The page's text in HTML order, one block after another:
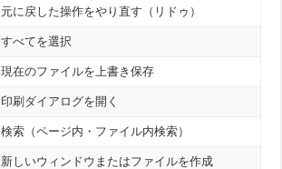
元に戻した操作をやり直す（リドゥ）
すべてを選択
現在のファイルを上書き保存
印刷ダイアログを開く
検索（ページ内・ファイル内検索）
新しいウィンドウまたはファイルを作成